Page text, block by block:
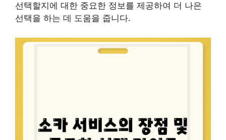
선택할지에 대한 중요한 정보를 제공하여 더 나은
선택을 하는 데 도움을 줍니다.